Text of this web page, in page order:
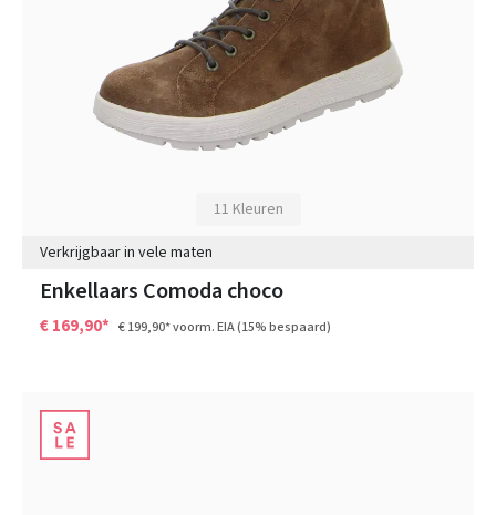
11 Kleuren
Verkrijgbaar in vele maten
Enkellaars Comoda choco
€ 169,90* € 199,90*voorm. EIA(15% bespaard)